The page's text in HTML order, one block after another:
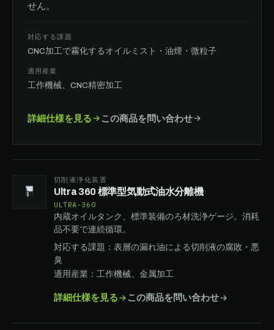
せん。
対応する課題
CNC加工で霧化するオイルミスト・油煙・微粒子
適用産業
工作機械、CNC精密加工
詳細仕様を見る この商品を問い合わせ
切削液浄化装置
Ultra 360 標準型気動式油水分離機
ULTRA-360
内蔵オイルタンク、標準装備のろ材洗浄ゲージ。消耗
品不要で連続循環。
対応する課題：表層の漏れ油による切削液の腐敗・悪
臭
適用産業：工作機械、金属加工
詳細仕様を見る この商品を問い合わせ